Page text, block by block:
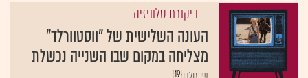
ביקורת טלוויזיה
העונה השלישית של "ווסטוורלד"
מצליחה במקום שבו השנייה נכשלת
{19}